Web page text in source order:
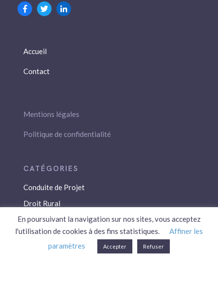
Accueil
Contact
Mentions légales
Politique de confidentialité
Conduite de Projet
Droit Rural
Droit Social
Économie / Gestion
Environnement
En poursuivant la navigation sur nos sites, vous acceptez
l'utilisation de cookies à des fins statistiques.
Affiner les
paramètres
Accepter Refuser